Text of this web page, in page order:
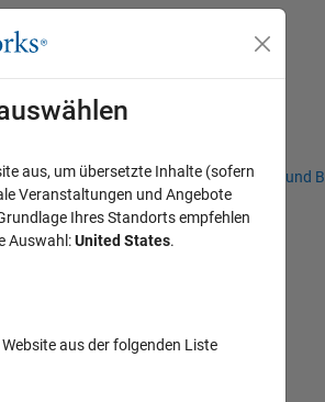
Niederlassungen Studierende und
für Off-Canvas-
and Services
aus, um übersetzte Inhalte (sofern
Veranstaltungen und Angebote
Ihres Standorts empfehlen
Auswahl:United States.
aus der folgenden Liste